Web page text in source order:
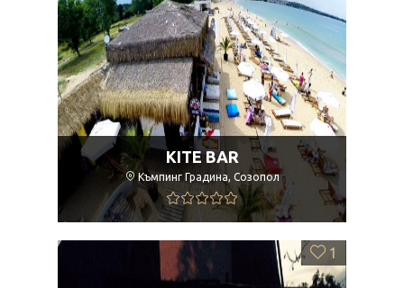
KITE BAR
Къмпинг Градина, Созопол
1